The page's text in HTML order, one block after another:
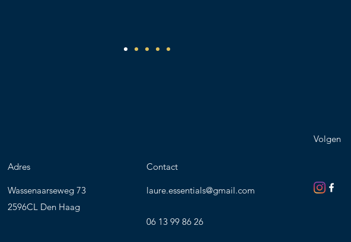
Volgen
Adres
Wassenaarseweg 73
2596CL Den Haag
Contact
laure.essentials@gmail.com
06 13 99 86 26